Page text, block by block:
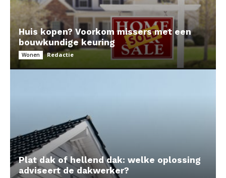
Huis kopen? Voorkom missers met een
bouwkundige keuring
Wonen Redactie
Plat dak of hellend dak: welke oplossing
adviseert de dakwerker?